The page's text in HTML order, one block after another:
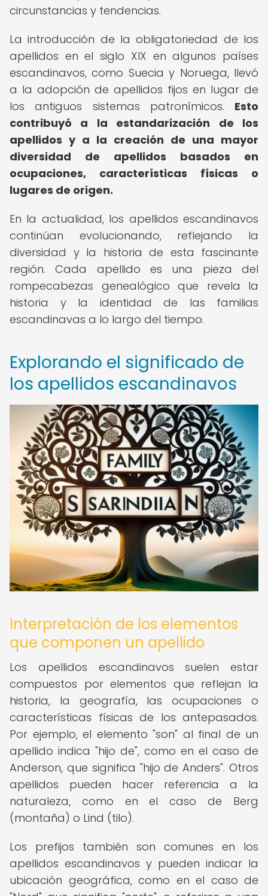
circunstancias y tendencias.
La introducción de la obligatoriedad de los
apellidos en el siglo XIX en algunos países
escandinavos, como Suecia y Noruega, llevó
a la adopción de apellidos fijos en lugar de
los antiguos sistemas patronímicos. Esto
contribuyó a la estandarización de los
apellidos y a la creación de una mayor
diversidad de apellidos basados en
ocupaciones, características físicas o
lugares de origen.
En la actualidad, los apellidos escandinavos
continúan evolucionando, reflejando la
diversidad y la historia de esta fascinante
región. Cada apellido es una pieza del
rompecabezas genealógico que revela la
historia y la identidad de las familias
escandinavas a lo largo del tiempo.
Explorando el significado de
los apellidos escandinavos
Interpretación de los elementos
que componen un apellido
Los apellidos escandinavos suelen estar
compuestos por elementos que reflejan la
historia, la geografía, las ocupaciones o
características físicas de los antepasados.
Por ejemplo, el elemento "son" al final de un
apellido indica "hijo de", como en el caso de
Anderson, que significa "hijo de Anders". Otros
apellidos pueden hacer referencia a la
naturaleza, como en el caso de Berg
(montaña) o Lind (tilo).
Los prefijos también son comunes en los
apellidos escandinavos y pueden indicar la
ubicación geográfica, como en el caso de